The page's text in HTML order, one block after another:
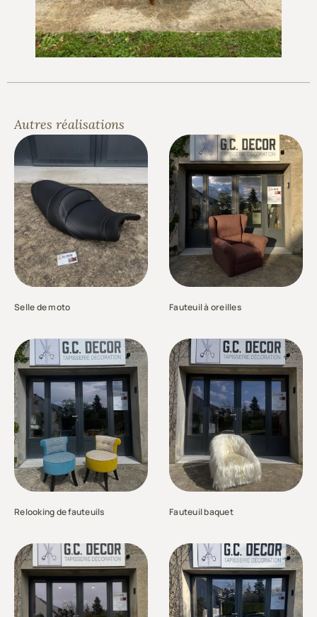
Autres réalisations
Selle de moto Fauteuil à oreilles
Relooking de fauteuils Fauteuil baquet